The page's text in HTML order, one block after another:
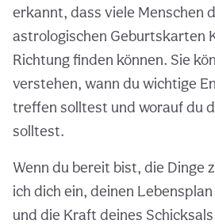
erkannt, dass viele Menschen
astrologischen Geburtskarten
Richtung finden können. Sie
verstehen, wann du wichtige
treffen solltest und worauf du
solltest.
Wenn du bereit bist, die Dinge
ich dich ein, deinen
und die Kraft deines